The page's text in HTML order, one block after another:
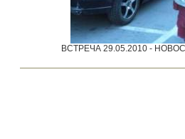
ВСТРЕЧА 29.05.2010 -